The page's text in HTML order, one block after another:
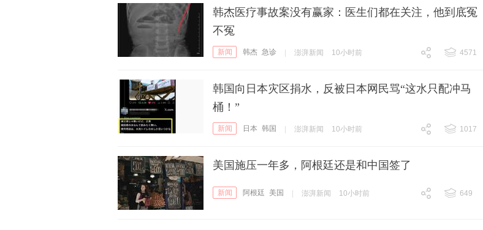
韩杰医疗事故案没有赢家：医生们都在关注，他到底冤
不冤
新闻 韩杰 急诊 澎湃新闻 10小时前
4571
韩国向日本灾区捐水，反被日本网民骂“这水只配冲马
桶！”
新闻 日本 韩国 澎湃新闻 10小时前
1017
美国施压一年多，阿根廷还是和中国签了
新闻 阿根廷 美国 澎湃新闻 10小时前
649